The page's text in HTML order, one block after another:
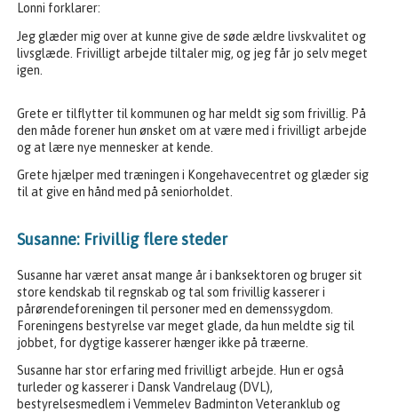
Lonni forklarer:
Jeg glæder mig over at kunne give de søde ældre livskvalitet og
livsglæde. Frivilligt arbejde tiltaler mig, og jeg får jo selv meget
igen.
Grete er tilflytter til kommunen og har meldt sig som frivillig. På
den måde forener hun ønsket om at være med i frivilligt arbejde
og at lære nye mennesker at kende.
Grete hjælper med træningen i Kongehavecentret og glæder sig
til at give en hånd med på seniorholdet.
Susanne: Frivillig flere steder
Susanne har været ansat mange år i banksektoren og bruger sit
store kendskab til regnskab og tal som frivillig kasserer i
pårørendeforeningen til personer med en demenssygdom.
Foreningens bestyrelse var meget glade, da hun meldte sig til
jobbet, for dygtige kasserer hænger ikke på træerne.
Susanne har stor erfaring med frivilligt arbejde. Hun er også
turleder og kasserer i Dansk Vandrelaug (DVL),
bestyrelsesmedlem i Vemmelev Badminton Veteranklub og